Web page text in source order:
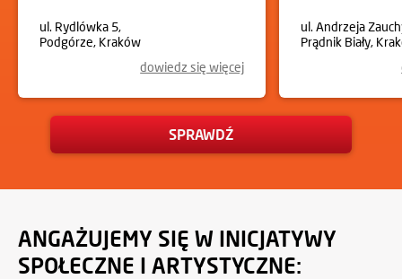
ul. Rydlówka 5,
Podgórze, Kraków
dowiedz się więcej
ul. Andrzeja
Prądnik Biały,
SPRAWDŹ
ANGAŻUJEMY SIĘ W INICJATYWY
SPOŁECZNE I ARTYSTYCZNE: